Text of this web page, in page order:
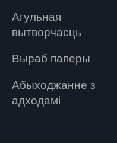
Агульная
вытворчасць
Выраб паперы
Абыходжанне з
адходамі